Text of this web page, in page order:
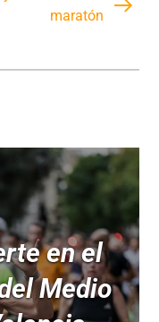
maratón
en el
Medio